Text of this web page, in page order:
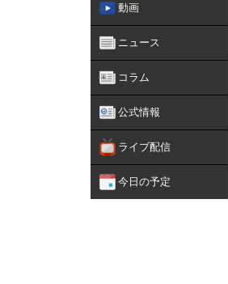
動画
ニュース
コラム
公式情報
ライブ配信
今日の予定